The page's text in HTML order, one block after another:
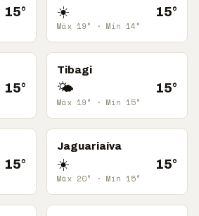
15° ☀️ 15°
Máx 19° · Mín 14°
15°
Tibagi
🌤️ 15°
Máx 19° · Mín 15°
15°
Jaguariaíva
☀️ 15°
Máx 20° · Mín 15°